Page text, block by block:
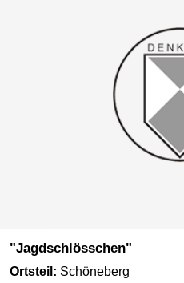
"Jagdschlösschen"
Ortsteil: Schöneberg